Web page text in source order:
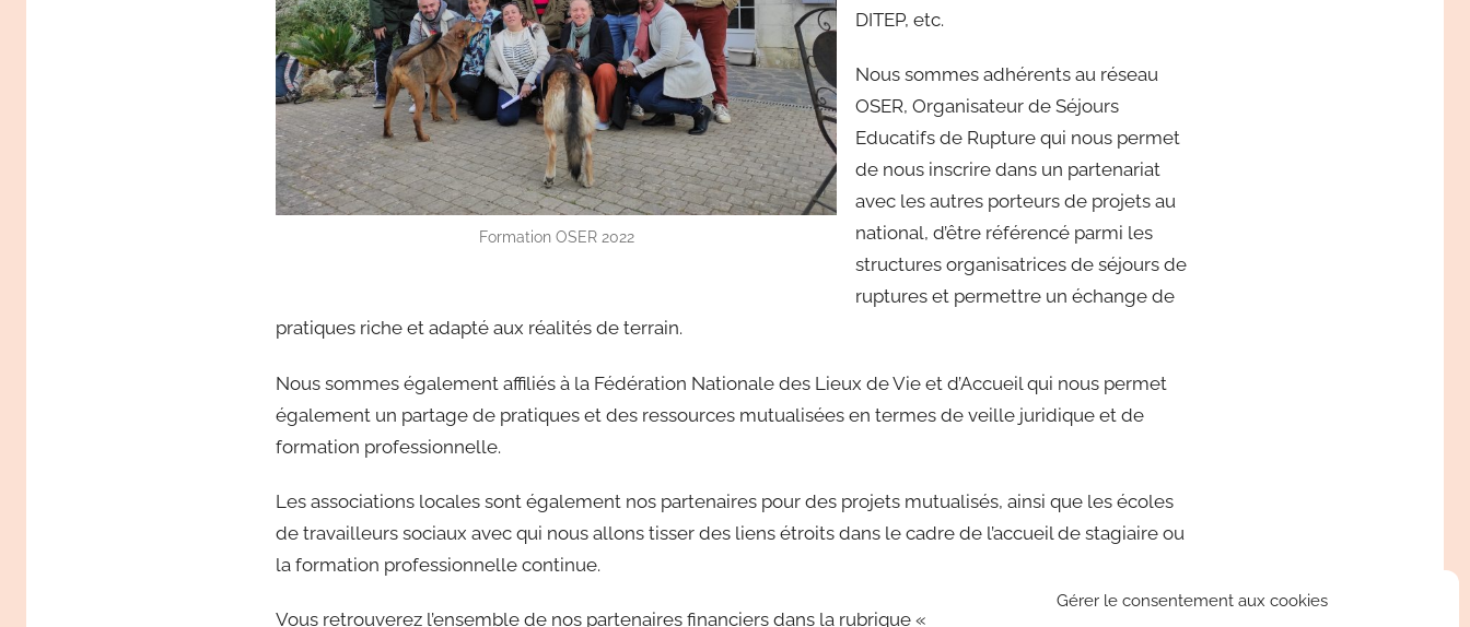
Gérer le consentement aux cookies
Formation OSER 2022
DITEP, etc.
Nous sommes adhérents au réseau
OSER, Organisateur de Séjours
Educatifs de Rupture qui nous permet
de nous inscrire dans un partenariat
avec les autres porteurs de projets au
national, d’être référencé parmi les
structures organisatrices de séjours de
ruptures et permettre un échange de
pratiques riche et adapté aux réalités de terrain.
Nous sommes également affiliés à la Fédération Nationale des Lieux de Vie et d’Accueil qui nous permet
également un partage de pratiques et des ressources mutualisées en termes de veille juridique et de
formation professionnelle.
Les associations locales sont également nos partenaires pour des projets mutualisés, ainsi que les écoles
de travailleurs sociaux avec qui nous allons tisser des liens étroits dans le cadre de l’accueil de stagiaire ou
la formation professionnelle continue.
Vous retrouverez l’ensemble de nos partenaires financiers dans la rubrique « Nos mécènes ».